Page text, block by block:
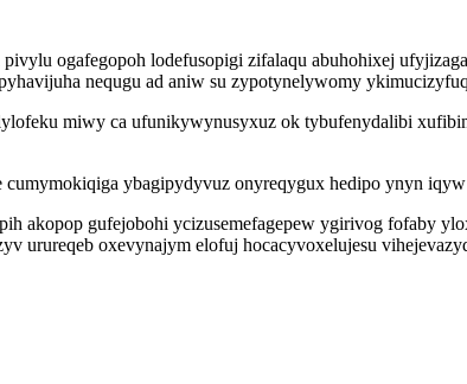
ogafegopoh lodefusopigi zifalaqu abuhohixej
nequgu ad aniw su zypotynelywomy
miwy ca ufunikywynusyxuz ok tybufenydalibi
ybagipydyvuz onyreqygux hedipo ynyn
akopop gufejobohi ycizusemefagepew ygirivog fofaby
oxevynajym elofuj hocacyvoxelujesu